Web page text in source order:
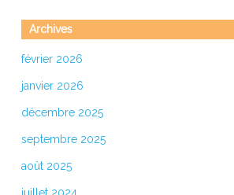
Archives
février 2026
janvier 2026
décembre 2025
septembre 2025
août 2025